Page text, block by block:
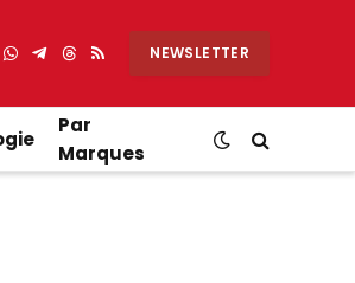
WhatsApp
Partager
Telegram
Threads
RSS NEWSLETTER
Par
Marques